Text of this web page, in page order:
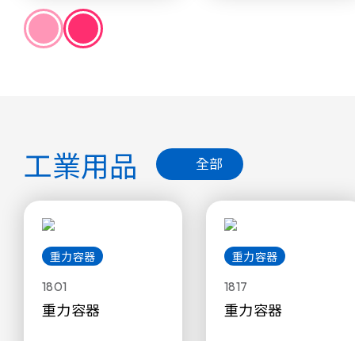
工業用品 全部
重力容器
1801
重力容器
重力容器
1817
重力容器